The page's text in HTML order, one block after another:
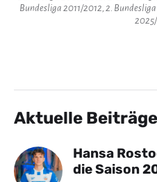
Bundesliga 2011/2012, 2.
Aktuelle Beiträge
Hansa
die Saison